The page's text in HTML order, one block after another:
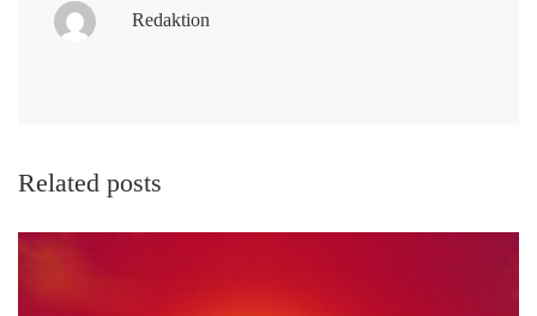
Redaktion
Related posts